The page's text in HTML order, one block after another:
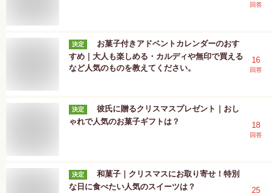
回答
決定
お菓子付きアドベントカレンダーのおす
すめ｜大人も楽しめる・カルディや無印で買える
など人気のものを教えてください。
16
回答
決定
彼氏に贈るクリスマスプレゼント｜おし
ゃれで人気のお菓子ギフトは？
18
回答
決定
和菓子｜クリスマスにお取り寄せ！特別
な日に食べたい人気のスイーツは？
25